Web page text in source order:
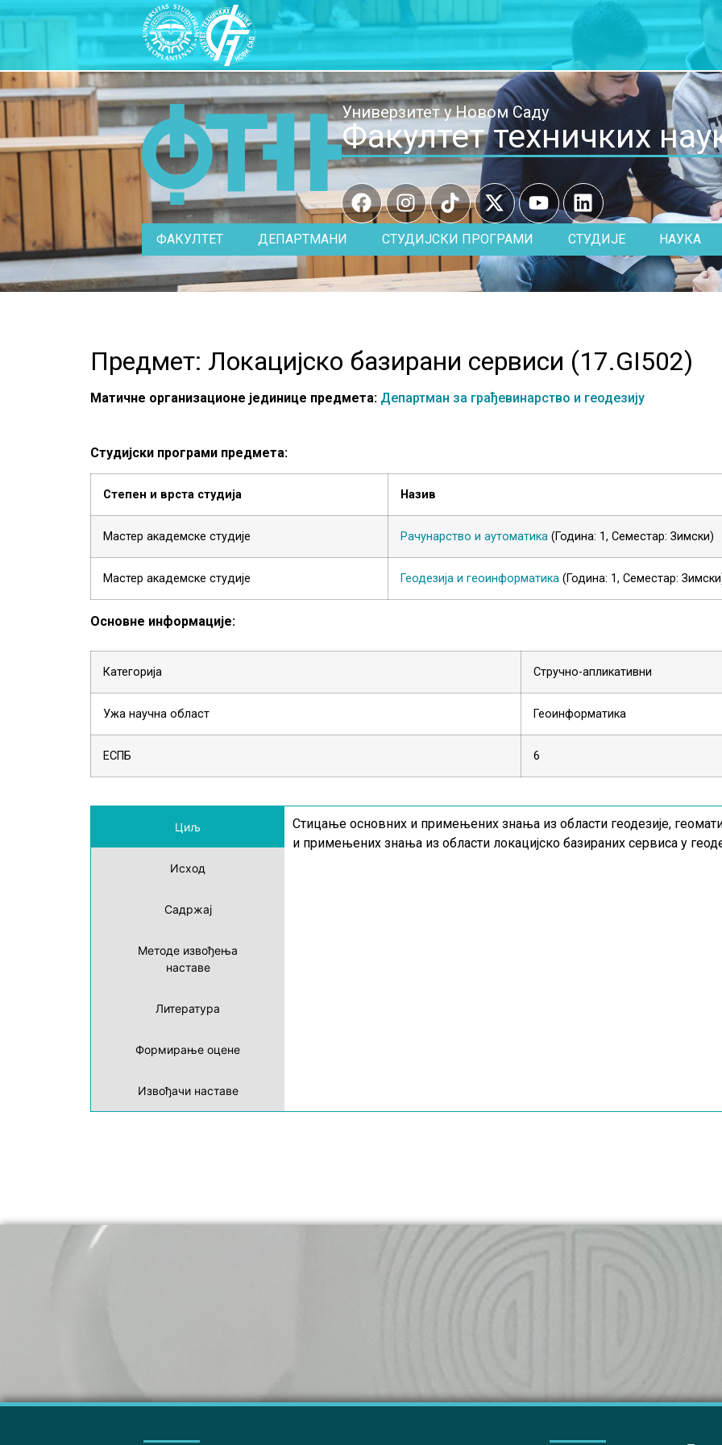
Универзитет у Новом Саду
Факултет техничких
ФАКУЛТЕТ ДЕПАРТМАНИ СТУДИЈСКИ ПРОГРАМИ СТУДИЈЕ НАУКА
Предмет: Локацијско базирани сервиси (17.GI502)
Матичне организационе јединице предмета: Департман за грађевинарство и геодезију
Студијски програми предмета:
Степен и врста студија Назив
Мастер академске студије Рачунарство и аутоматика (Година: 1, Семестар: Зимски)
Мастер академске студије Геодезија и геоинформатика (Година: 1, Семестар:
Основне информације:
Категорија Стручно-апликативни
Ужа научна област Геоинформатика
ЕСПБ 6
Циљ
Исход
Садржај
Методе извођења
наставе
Литература
Формирање оцене
Извођачи наставе
Стицање основних и примењених знања из области геодезије,
и примењених знања из области локацијско базираних сервиса у